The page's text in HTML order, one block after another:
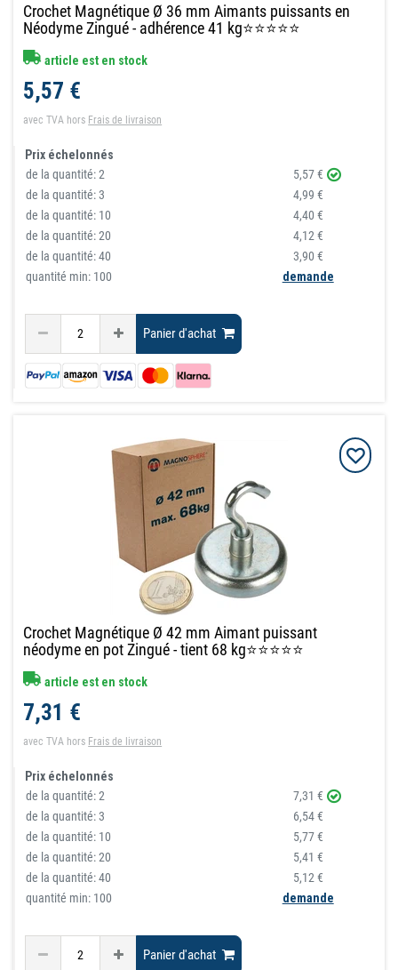
Crochet Magnétique Ø 36 mm Aimants puissants en
Néodyme Zingué - adhérence 41 kg⭐⭐⭐⭐⭐
article est en stock
5,57 €
avec TVA hors Frais de livraison
Prix échelonnés
de la quantité:2
5,57 €
de la quantité:3
4,99 €
de la quantité: 10
4,40 €
de la quantité:20
4,12 €
de la quantité:40
3,90 €
quantité min: 100
demande
Panier d'achat
Crochet Magnétique Ø 42 mm Aimant puissant
néodyme en pot Zingué - tient 68 kg⭐⭐⭐⭐⭐
article est en stock
7,31 €
avec TVA hors Frais de livraison
Prix échelonnés
de la quantité:2
7,31 €
de la quantité:3
6,54 €
de la quantité: 10
5,77 €
de la quantité:20
5,41 €
de la quantité:40
5,12 €
quantité min: 100
demande
Panier d'achat